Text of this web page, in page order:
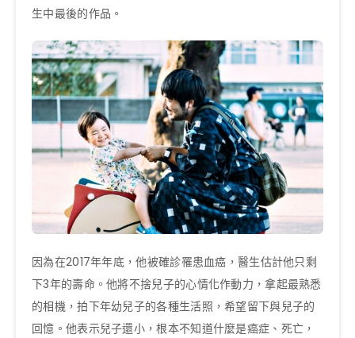
生中最後的作品。
因為在2017年年底，他被確診罹患血癌，醫生估計他只剩
下3年的壽命。他將不捨兒子的心情化作動力，拿起最熟悉
的相機，拍下年幼兒子的各種生活照，希望留下與兒子的
回憶。他表示兒子還小，根本不知道什麼是癌症、死亡，